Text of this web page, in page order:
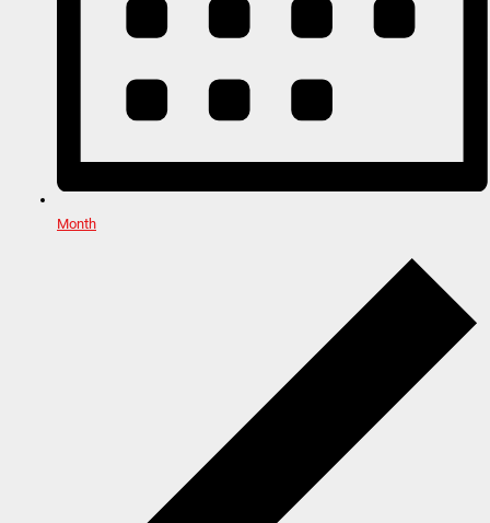
Month